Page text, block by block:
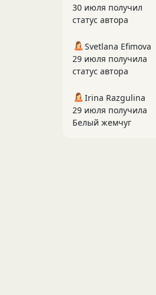
30 июля получил
статус автора
Svetlana Efimova
29 июля получила
статус автора
Irina Razgulina
29 июля получила
Белый жемчуг